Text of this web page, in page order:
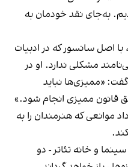
به‌جای نقد خودمان به
اصل سانسور که در ادبیات
مشکلی ندارد. او در
«ممیزی‌ها نباید
قانون ممیزی انجام شود.»
موانعی که هنرمندان را به
و خانه تئاتر - دو